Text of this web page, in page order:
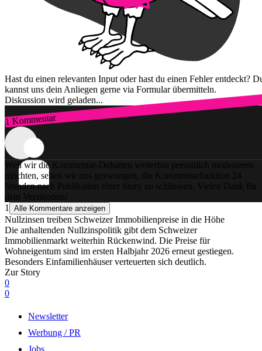
Hast du einen relevanten Input oder hast du einen Fehler entdeckt?
kannst uns dein Anliegen gerne via Formular übermitteln.
Diskussion wird geladen...
1 Kommentar
Zum Login
Weil wir die Kommentar-Debatten weiterhin persönlich moderieren
möchten, sehen wir uns gezwungen, die Kommentarfunktion 24
Stunden nach Publikation einer Story zu schliessen. Vielen Dank für
dein Verständnis!
1
Alle Kommentare anzeigen
Nullzinsen treiben Schweizer Immobilienpreise in die Höhe
Die anhaltenden Nullzinspolitik gibt dem Schweizer
Immobilienmarkt weiterhin Rückenwind. Die Preise für
Wohneigentum sind im ersten Halbjahr 2026 erneut gestiegen.
Besonders Einfamilienhäuser verteuerten sich deutlich.
Zur Story
0
0
Newsletter
Werbung / PR
Jobs